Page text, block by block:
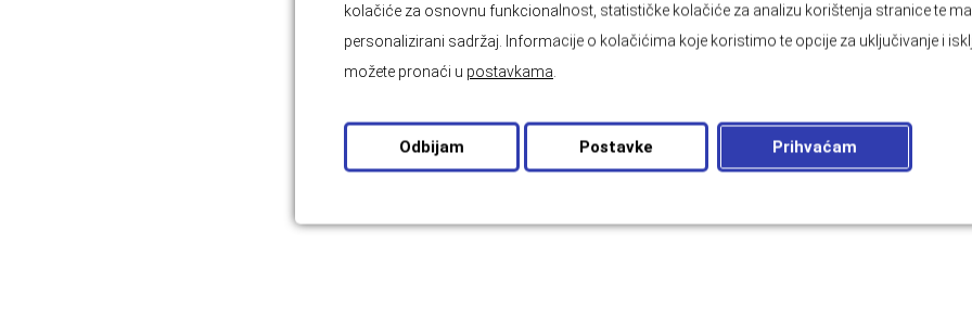
kolačiće za osnovnu funkcionalnost, statističke kolačiće za analizu korištenja stranice te
personalizirani sadržaj. Informacije o kolačićima koje koristimo te opcije za uključivanje i
možete pronaći u postavkama
Prihvaćam
Odbijam Postavke